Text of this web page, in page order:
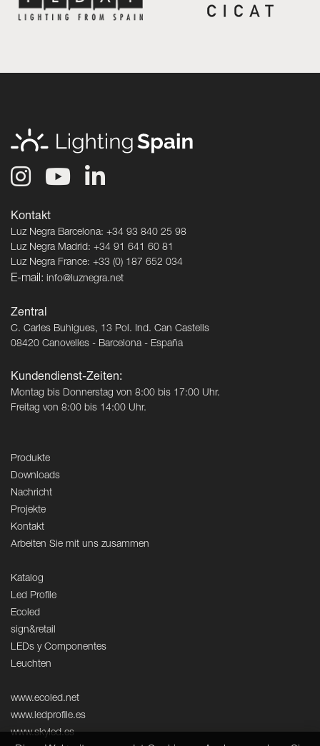
Kontakt
Luz Negra Barcelona: +34 93 840 25 98
Luz Negra Madrid: +34 91 641 60 81
Luz Negra France: +33 (0) 187 652 034
E-mail: info@luznegra.net
Zentral
C. Carles Buhigues, 13 Pol. Ind. Can Castells
08420 Canovelles - Barcelona - España
Kundendienst-Zeiten:
Montag bis Donnerstag von 8:00 bis 17:00 Uhr.
Freitag von 8:00 bis 14:00 Uhr.
Produkte
Downloads
Nachricht
Projekte
Kontakt
Arbeiten Sie mit uns zusammen
Katalog
Led Profile
Ecoled
sign&retail
LEDs y Componentes
Leuchten
www.ecoled.net
www.ledprofile.es
www.skyled.es